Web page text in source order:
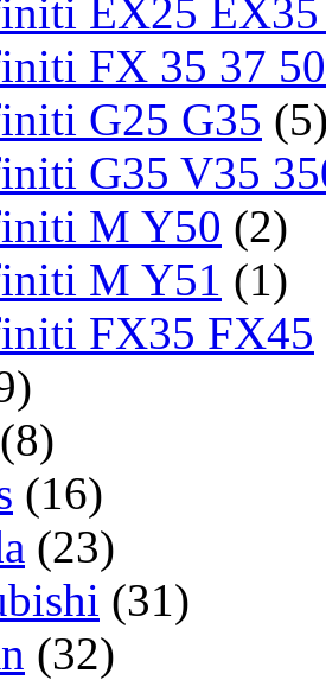
EX25
FX 35 37
G25 G35
G35 V35
M Y50 (2)
M Y51 (1)
FX35 FX45
(8)
(16)
(23)
(31)
(32)